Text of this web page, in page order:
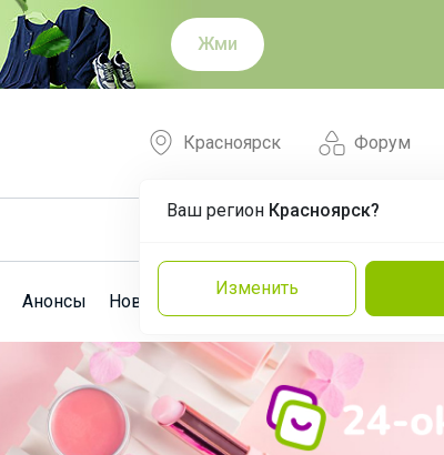
Жми
Форум
Красноярск
Ваш регион Красноярск?
Изменить
Анонсы Новости Команда